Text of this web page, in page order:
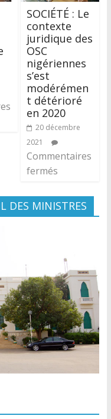
SOCIÉTÉ : Le
contexte
juridique des
OSC
nigériennes
s’est
modérémen
t détérioré
en 2020
20 décembre
2021
Commentaires
fermés
DES MINISTRES